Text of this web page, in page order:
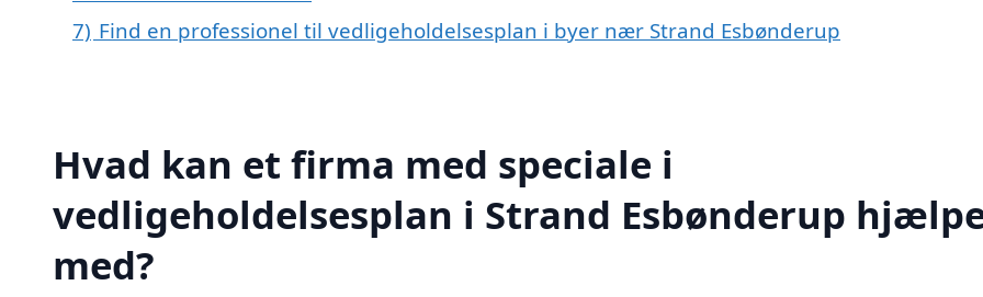
7) Find en professionel til vedligeholdelsesplan i byer nær Strand Esbønderup
Hvad kan et firma med speciale i
vedligeholdelsesplan i Strand Esbønderup
med?